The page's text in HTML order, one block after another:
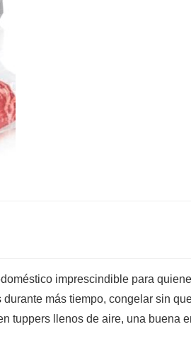
imprescindible para
más tiempo, congelar sin
tuppers llenos de aire, una buena